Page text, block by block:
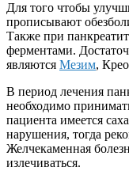
Для того чтобы
прописывают
Также при
ферментами.
являются Мезим,
В период лечения
необходимо
пациента имеется
нарушения, тогда
Желчекаменная
излечиваться.